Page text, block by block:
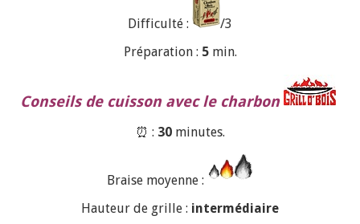
Difficulté :
/3
Préparation : 5min.
Conseils de cuisson avec le charbon
⏰ : 30minutes.
Braise moyenne :
Hauteur de grille : intermédiaire